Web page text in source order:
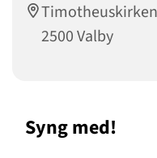
2500 Valby
Syng med!